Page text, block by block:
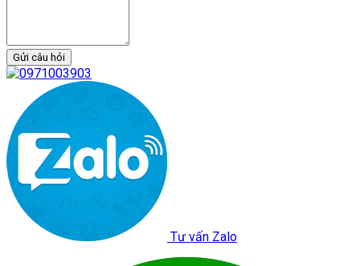
Gửi câu hỏi
Tư vấn Zalo